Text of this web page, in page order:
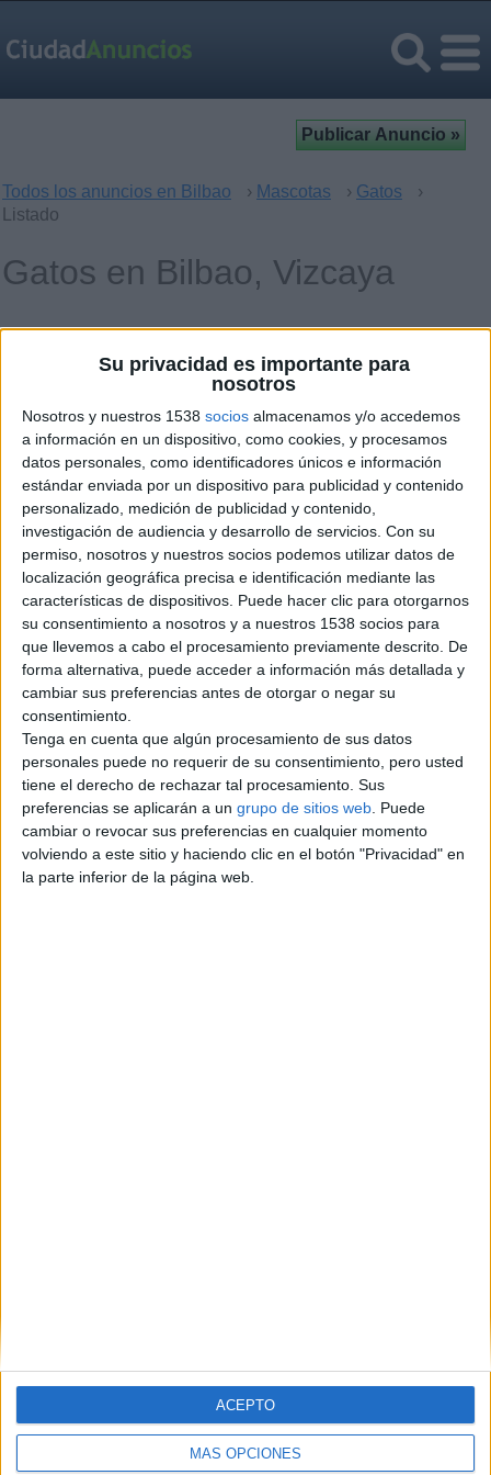
Su privacidad es importante para
nosotros
Nosotros y nuestros 1538 socios almacenamos y/o accedemos
a información en un dispositivo, como cookies, y procesamos
datos personales, como identificadores únicos e información
estándar enviada por un dispositivo para publicidad y contenido
personalizado, medición de publicidad y contenido,
investigación de audiencia y desarrollo de servicios. Con su
permiso, nosotros y nuestros socios podemos utilizar datos de
localización geográfica precisa e identificación mediante las
características de dispositivos. Puede hacer clic para otorgarnos
su consentimiento a nosotros y a nuestros 1538 socios para
que llevemos a cabo el procesamiento previamente descrito. De
forma alternativa, puede acceder a información más detallada y
cambiar sus preferencias antes de otorgar o negar su
consentimiento.
Tenga en cuenta que algún procesamiento de sus datos
personales puede no requerir de su consentimiento, pero usted
tiene el derecho de rechazar tal procesamiento. Sus
preferencias se aplicarán a un grupo de sitios web . Puede
cambiar o revocar sus preferencias en cualquier momento
volviendo a este sitio y haciendo clic en el botón "Privacidad" en
la parte inferior de la página web.
MÁS OPCIONES
ACEPTO
Todos los anuncios en Bilbao › Mascotas › Gatos
›
Listado
Gatos en Bilbao, Vizcaya
martes, 14 de diciembre de 2010
Regalo gatos adultos
jovenes muy cazadores
Regalo gatos adultos jovenes son
muy sociables ideal para casita de
campo y tener a los roedores…
Vizcaya › Bilbao
lunes, 25 de enero de 2010
Gratis gato recién nacido o
hasta 2 meses
Estoy interesado en adoptar gato
recién nacido o de hasta 2 o tres
meses
Vizcaya › Bilbao
Granada